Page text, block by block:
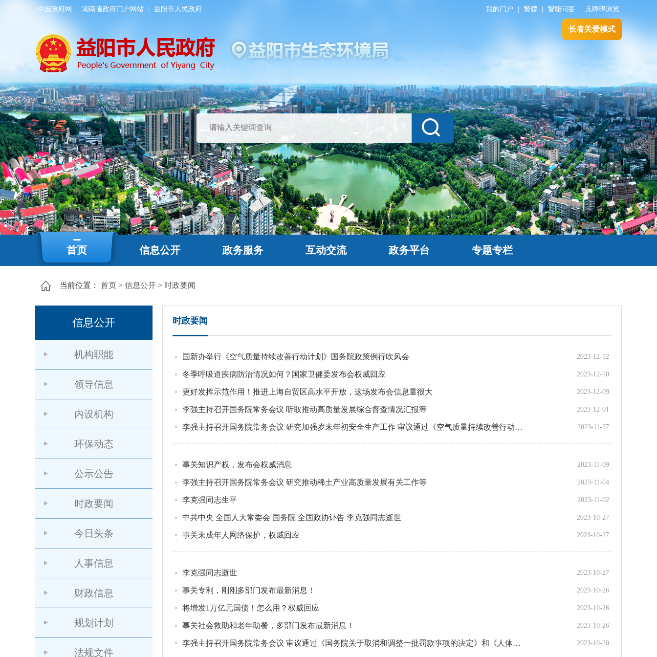
中国政府网 湖南省政府门户网站 益阳市人民政府 我的门户 繁體 智能问答 无障碍浏览
长者关爱模式
首页 信息公开 政务服务 互动交流 政务平台 专题专栏
当前位置： 首页 > 信息公开 > 时政要闻
信息公开
机构职能
领导信息
内设机构
环保动态
公示公告
时政要闻
今日头条
人事信息
财政信息
规划计划
法规文件
时政要闻
国新办举行《空气质量持续改善行动计划》国务院政策例行吹风会 2023-12-12
冬季呼吸道疾病防治情况如何？国家卫健委发布会权威回应 2023-12-10
更好发挥示范作用！推进上海自贸区高水平开放，这场发布会信息量很大 2023-12-09
李强主持召开国务院常务会议 听取推动高质量发展综合督查情况汇报等 2023-12-01
李强主持召开国务院常务会议 研究加强岁末年初安全生产工作 审议通过《空气质量持续改善行动计划》和《非银行支付机构监督管理条例》 2023-11-27
事关知识产权，发布会权威消息 2023-11-09
李强主持召开国务院常务会议 研究推动稀土产业高质量发展有关工作等 2023-11-04
李克强同志生平 2023-11-02
中共中央 全国人大常委会 国务院 全国政协讣告 李克强同志逝世 2023-10-27
事关未成年人网络保护，权威回应 2023-10-27
李克强同志逝世 2023-10-27
事关专利，刚刚多部门发布最新消息！ 2023-10-26
将增发1万亿元国债！怎么用？权威回应 2023-10-26
事关社会救助和老年助餐，多部门发布最新消息！ 2023-10-26
李强主持召开国务院常务会议 审议通过《国务院关于取消和调整一批罚款事项的决定》和《人体器官捐献和移植条例（修订草案）》 2023-10-20